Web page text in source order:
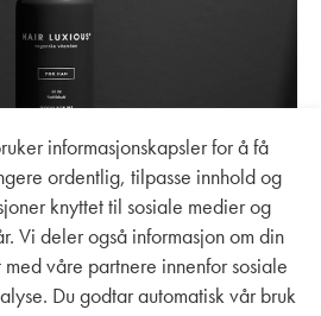
informasjonskapsler for å få
ordentlig, tilpasse innhold og
knyttet til sosiale medier og
Vi deler også informasjon om din
våre partnere innenfor sosiale
Du godtar automatisk vår bruk